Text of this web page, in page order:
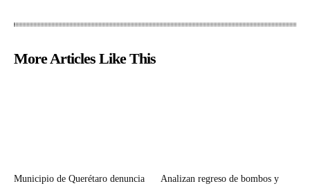
More Articles Like This
Municipio de Querétaro denuncia
Analizan regreso de bombos y